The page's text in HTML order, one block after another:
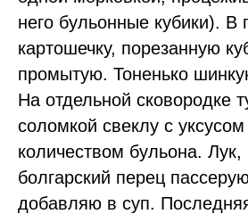
него бульонные кубики). В
картошечку, порезанную
промытую. Тоненько
На отдельной сковородке
соломкой свеклу с
количеством бульона.
болгарский перец
добавляю в суп.